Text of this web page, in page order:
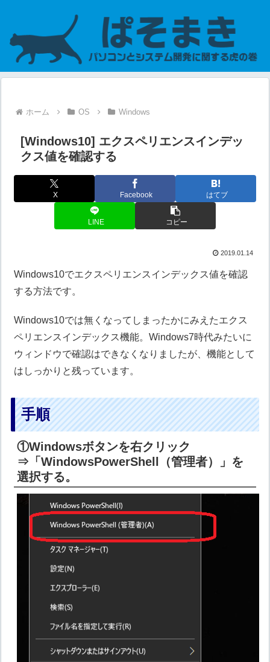
ホーム OS Windows
[Windows10] エクスペリエンスインデッ
クス値を確認する
X Facebook はてブ
LINE コピー
2019.01.14
Windows10でエクスペリエンスインデックス値を確認
する方法です。
Windows10では無くなってしまったかにみえたエクス
ペリエンスインデックス機能。Windows7時代みたいに
ウィンドウで確認はできなくなりましたが、機能として
はしっかりと残っています。
手順
①Windowsボタンを右クリック
⇒「WindowsPowerShell（管理者）」を
選択する。